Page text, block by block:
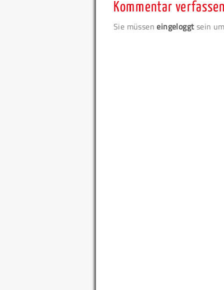
Kommentar
Sie müsseneingeloggt sein